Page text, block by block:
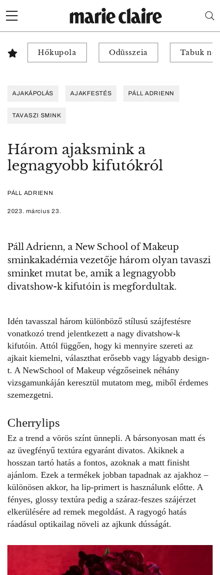
Hőkupola Odüsszeia Tabuk
AJAKÁPOLÁS AJAKFESTÉS PÁLL ADRIENN
TAVASZI SMINK
Három ajaksmink a
legnagyobb kifutókról
PÁLL ADRIENN
2023. március 23.
Páll Adrienn, a New School of Makeup
sminkakadémia vezetője három olyan tavaszi
sminket mutat be, amik a legnagyobb
divatshow-k kifutóin is megfordultak.
Idén tavasszal három különböző stílusú szájfestésre
vonatkozó trend jelentkezett a nagy divatshow-k
kifutóin. Attól függően, hogy ki mennyire szereti az
ajkait kiemelni, választhat erősebb vagy lágyabb design-
t. A NewSchool of Makeup végzőseinek néhány
vizsgamunkáján keresztül mutatom meg, miből érdemes
szemezgetni.
Cherrylips
Ez a trend a vörös színt ünnepli. A bársonyosan matt és
az üvegfényű textúra egyaránt divatos. Akiknek a
hosszan tartó hatás a fontos, azoknak a matt finisht
ajánlom. Ezek a termékek jobban tapadnak az ajakhoz –
különösen akkor, ha lip-primert is használunk előtte. A
fényes, glossy textúra pedig a száraz-feszes szájérzet
elkerülésére ad remek megoldást. A ragyogó hatás
ráadásul optikailag növeli az ajkunk dússágát.